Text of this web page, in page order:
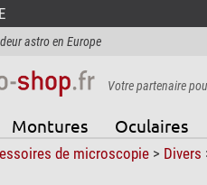
astro en Europe
Votre partenaire
Montures Oculaires
de microscopie> Divers